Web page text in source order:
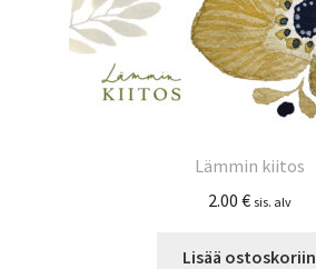
Lämmin kiitos
2.00 € sis. alv
Lisää ostoskoriin